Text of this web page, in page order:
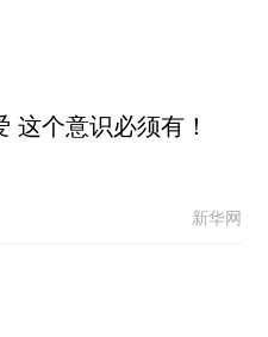
这个意识必须有！
新华网